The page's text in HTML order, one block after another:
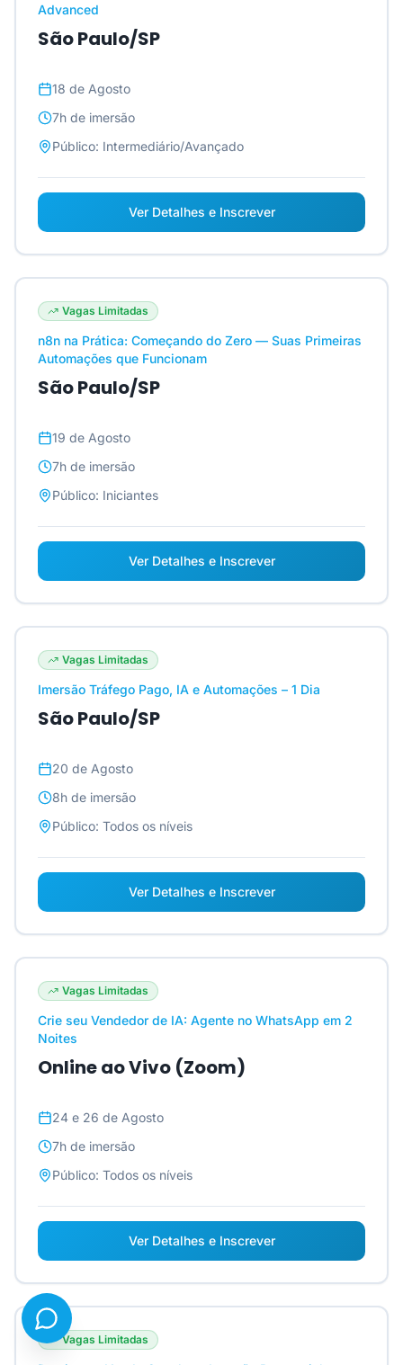
Advanced
São Paulo/SP
18 de Agosto
7h de imersão
Público: Intermediário/Avançado
Ver Detalhes e Inscrever
Vagas Limitadas
n8n na Prática: Começando do Zero — Suas Primeiras
Automações que Funcionam
São Paulo/SP
19 de Agosto
7h de imersão
Público: Iniciantes
Ver Detalhes e Inscrever
Vagas Limitadas
Imersão Tráfego Pago, IA e Automações – 1 Dia
São Paulo/SP
20 de Agosto
8h de imersão
Público: Todos os níveis
Ver Detalhes e Inscrever
Vagas Limitadas
Crie seu Vendedor de IA: Agente no WhatsApp em 2
Noites
Online ao Vivo (Zoom)
24 e 26 de Agosto
7h de imersão
Público: Todos os níveis
Ver Detalhes e Inscrever
Vagas Limitadas